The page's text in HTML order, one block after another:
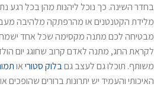
בחדר השינה. כך נוכל ליהנות מהן בכל רגע
מלידת הקטנטנים או מהרפתקה מלהיבה
מבטיחה לכם מתנה מקסימה שכל אחד ישמח
לקראת החג, מתנה לאדם קרוב שחוגג יום
משותף. תוכלו גם לעצב גםבלוק סטוריאו
האיכותי והעמיד יש יתרונות ברורים